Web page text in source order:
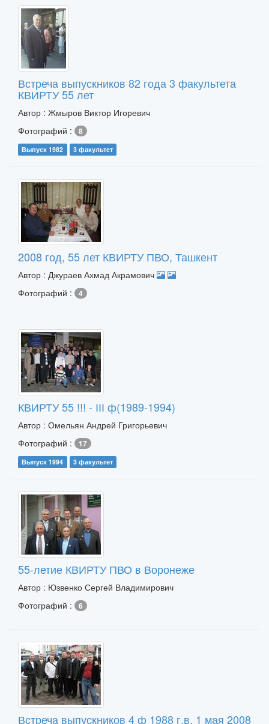
Встреча выпускников 82 года 3 факультета
КВИРТУ 55 лет
Автор : Жмыров Виктор Игоревич
Фотографий :
8
Выпуск 1982 3 факультет
2008 год, 55 лет КВИРТУ ПВО, Ташкент
Автор : Джураев Ахмад Акрамович
Фотографий :
4
КВИРТУ 55 !!! - ІІІ ф(1989-1994)
Автор : Омельян Андрей Григорьевич
Фотографий :
17
Выпуск 1994 3 факультет
55-летие КВИРТУ ПВО в Воронеже
Автор : Юзвенко Сергей Владимирович
Фотографий :
6
Встреча выпускников 4 ф 1988 г.в. 1 мая 2008